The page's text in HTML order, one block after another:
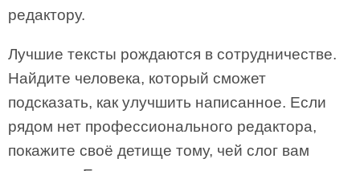
редактору.
Лучшие тексты рождаются в сотрудничестве.
Найдите человека, который сможет
подсказать, как улучшить написанное. Если
рядом нет профессионального редактора,
покажите своё детище тому, чей слог вам